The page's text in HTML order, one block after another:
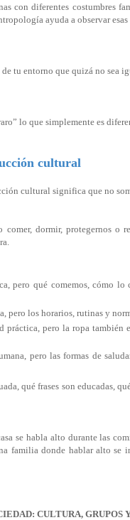
con diferentes costumbres
ayuda a observar
tu entorno que quizá no sea
lo que simplemente es
cultural
cultural significa que no
comer, dormir, protegernos o
pero qué comemos, cómo
pero los horarios, rutinas y
práctica, pero la ropa
pero las formas de
qué frases son educadas,
se habla alto durante las
familia donde hablar alto se
CULTURA, GRUPOS